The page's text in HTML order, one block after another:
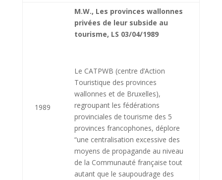
1989
M.W., Les provinces wallonnes
privées de leur subside au
tourisme, LS 03/04/1989
Le CATPWB (centre d’Action
Touristique des provinces
wallonnes et de Bruxelles),
regroupant les fédérations
provinciales de tourisme des 5
provinces francophones, déplore
“une centralisation excessive des
moyens de propagande au niveau
de la Communauté française tout
autant que le saupoudrage des